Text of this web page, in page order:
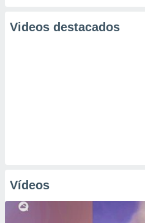
Videos destacados
Vídeos